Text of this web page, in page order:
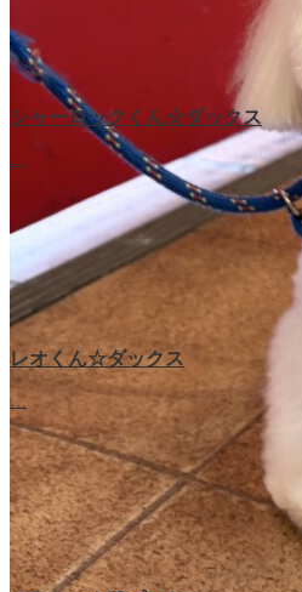
シャーロックくん☆ダックス
レオくん☆ダックス
…